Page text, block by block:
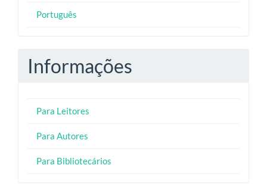
Português
Informações
Para Leitores
Para Autores
Para Bibliotecários